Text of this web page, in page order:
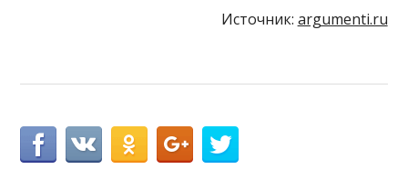
Источник: argumenti.ru